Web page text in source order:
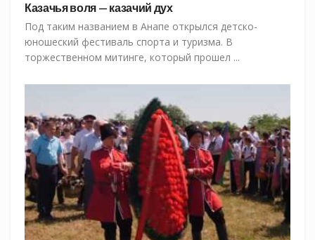
Казачья воля — казачий дух
Под таким названием в Анапе открылся детско-
юношеский фестиваль спорта и туризма. В
торжественном митинге, который прошел ...